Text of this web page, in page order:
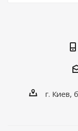
г. Киев,